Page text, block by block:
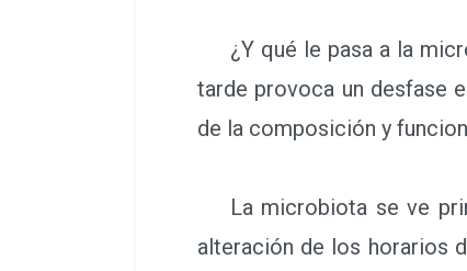
¿Y qué le pasa a la
tarde provoca un desfase
de la composición y
La microbiota se ve
alteración de los horarios